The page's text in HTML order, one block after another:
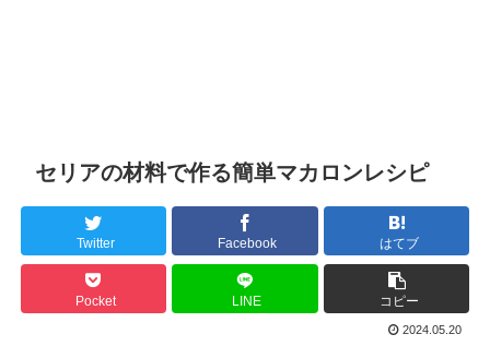
セリアの材料で作る簡単マカロンレシピ
Twitter Facebook はてブ
Pocket LINE コピー
2024.05.20